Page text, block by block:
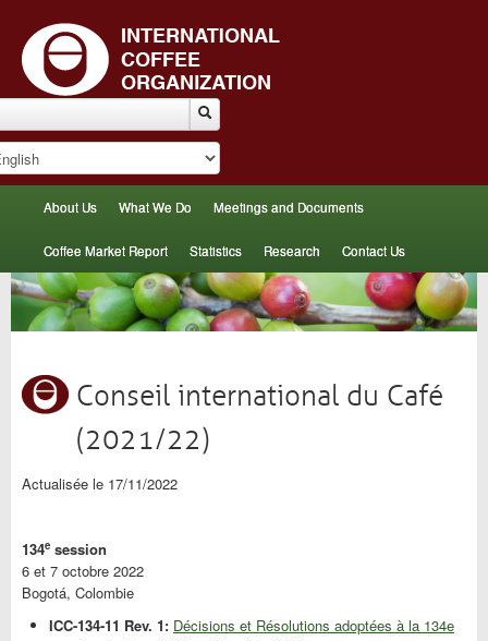
About Us What We Do Meetings and Documents
Coffee Market Report Statistics Research Contact Us
Conseil international du Café
(2021/22)
Actualisée le 17/11/2022
134e session
6 et 7 octobre 2022
Bogotá, Colombie
ICC-134-11 Rev. 1: Décisions et Résolutions adoptées à la 134e